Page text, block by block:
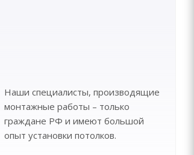
Наши специалисты, производящие
монтажные работы – только
граждане РФ и имеют большой
опыт установки потолков.